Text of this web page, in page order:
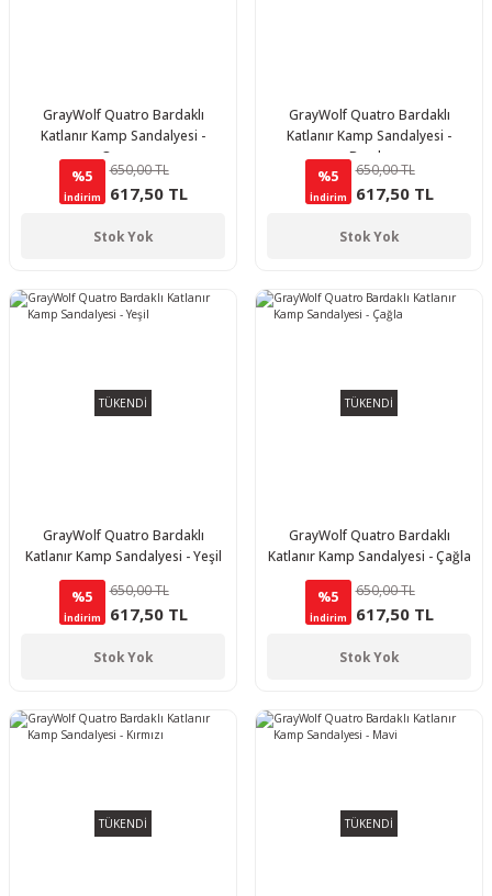
GrayWolf Quatro Bardaklı
Katlanır Kamp Sandalyesi -
Orman
%5
İndirim
650,00 TL
617,50 TL
Stok Yok
GrayWolf Quatro Bardaklı
Katlanır Kamp Sandalyesi -
Bordo
%5
İndirim
650,00 TL
617,50 TL
Stok Yok
TÜKENDİ
GrayWolf Quatro Bardaklı
Katlanır Kamp Sandalyesi - Yeşil
%5
İndirim
650,00 TL
617,50 TL
Stok Yok
TÜKENDİ
GrayWolf Quatro Bardaklı
Katlanır Kamp Sandalyesi - Çağla
%5
İndirim
650,00 TL
617,50 TL
Stok Yok
TÜKENDİ TÜKENDİ